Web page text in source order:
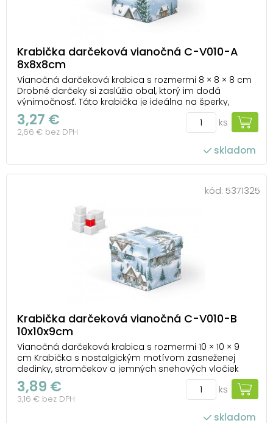
Krabička darčeková vianočná C-V010-A
8x8x8cm
Vianočná darčeková krabica s rozmermi 8 × 8 × 8 cm
Drobné darčeky si zaslúžia obal, ktorý im dodá
výnimočnosť. Táto krabička je ideálna na šperky,
pralinky, mini sviečky alebo iné malé pozornosti. Zdobí
ju kúzelný motív zimnej dedinky – zasnežené chalúpky,
vianočné stromčeky a jemné snehové vl...
3,27 €
2,66 € bez DPH
ks
skladom
kód: 5371325
Krabička darčeková vianočná C-V010-B
10x10x9cm
Vianočná darčeková krabica s rozmermi 10 × 10 × 9
cm Krabička s nostalgickým motívom zasneženej
dedinky, stromčekov a jemných snehových vločiek
vnesie do balenia kúzelnú atmosféru zimných Vianoc.
Je ako stvorená na menšie pozornosti – šperky,
sladkosti, sviečky či drobné dekorácie. Vďaka pevné...
3,89 €
3,16 € bez DPH
ks
skladom